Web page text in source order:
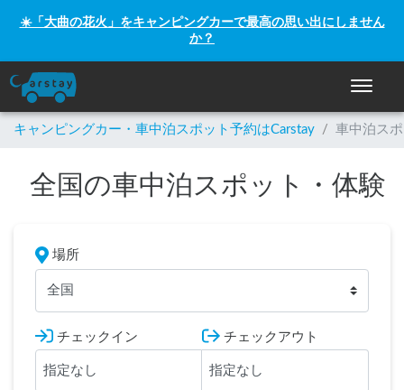
☀️「大曲の花火」をキャンピングカーで最高の思い出にしません
か？
ナビゲ
キャンピングカー・車中泊スポット予約はCarstay / 車中泊ス
全国の車中泊スポット・体験
場所
全国
チェックイン チェックアウト